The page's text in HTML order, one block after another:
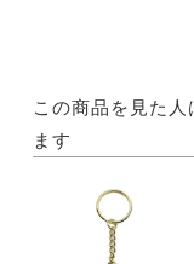
この商品を見た
ます